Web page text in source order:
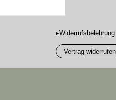
▸Widerrufsbelehrung
Vertrag widerrufen